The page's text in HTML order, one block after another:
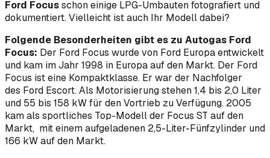
Ford Focusschon einige LPG-Umbauten fotografiert und
dokumentiert. Vielleicht ist auch Ihr Modell dabei?
Folgende Besonderheiten gibt es zu Autogas Ford
Focus: Der Ford Focus wurde von Ford Europa entwickelt
und kam im Jahr 1998 in Europa auf den Markt. Der Ford
Focus ist eine Kompaktklasse. Er war der Nachfolger
des Ford Escort. Als Motorisierung stehen 1,4 bis 2,0 Liter
und 55 bis 158 kW für den Vortrieb zu Verfügung. 2005
kam als sportliches Top-Modell der Focus ST auf den
Markt, mit einem aufgeladenen 2,5-Liter-Fünfzylinder und
166 kW auf den Markt.